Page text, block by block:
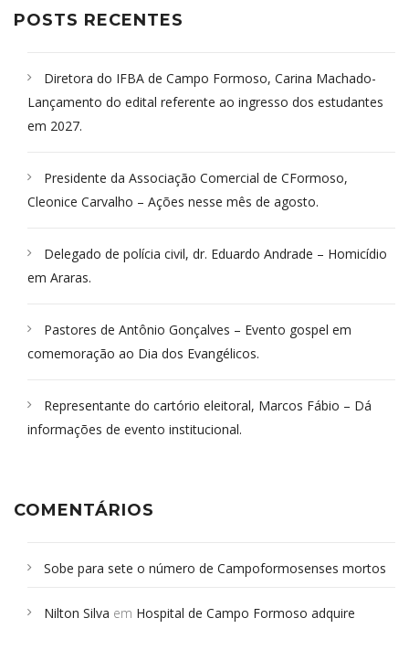
POSTS RECENTES
Diretora do IFBA de Campo Formoso, Carina Machado-
Lançamento do edital referente ao ingresso dos estudantes
em 2027.
Presidente da Associação Comercial de CFormoso,
Cleonice Carvalho – Ações nesse mês de agosto.
Delegado de polícia civil, dr. Eduardo Andrade – Homicídio
em Araras.
Pastores de Antônio Gonçalves – Evento gospel em
comemoração ao Dia dos Evangélicos.
Representante do cartório eleitoral, Marcos Fábio – Dá
informações de evento institucional.
COMENTÁRIOS
Sobe para sete o número de Campoformosenses mortos
Campoformosenses que morreram em desabamentos são
Nilton Silva em Hospital de Campo Formoso adquire